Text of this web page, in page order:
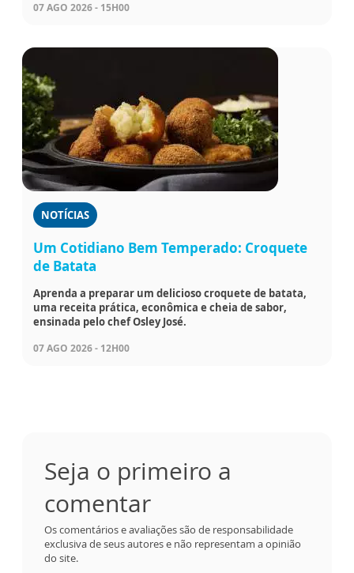
07 AGO 2026 - 15H00
NOTÍCIAS
Um Cotidiano Bem Temperado: Croquete
de Batata
Aprenda a preparar um delicioso croquete de batata,
uma receita prática, econômica e cheia de sabor,
ensinada pelo chef Osley José.
07 AGO 2026 - 12H00
Seja o primeiro a
comentar
Os comentários e avaliações são de responsabilidade
exclusiva de seus autores e não representam a opinião
do site.